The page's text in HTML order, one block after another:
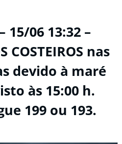
15/06 13:32 –
COSTEIROS nas
devido à maré
às 15:00 h.
199 ou 193.